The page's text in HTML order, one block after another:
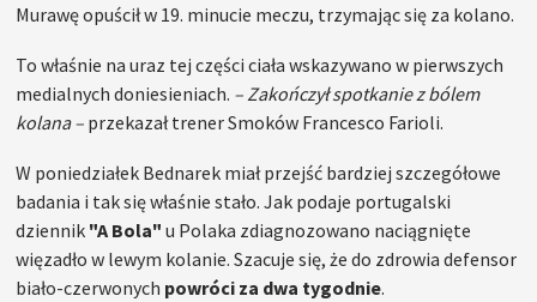
Murawę opuścił w 19. minucie meczu, trzymając się za kolano.
To właśnie na uraz tej części ciała wskazywano w pierwszych
medialnych doniesieniach. – Zakończył spotkanie z bólem
kolana – przekazał trener Smoków Francesco Farioli.
W poniedziałek Bednarek miał przejść bardziej szczegółowe
badania i tak się właśnie stało. Jak podaje portugalski
dziennik "A Bola" u Polaka zdiagnozowano naciągnięte
więzadło w lewym kolanie. Szacuje się, że do zdrowia defensor
biało-czerwonych powróci za dwa tygodnie.